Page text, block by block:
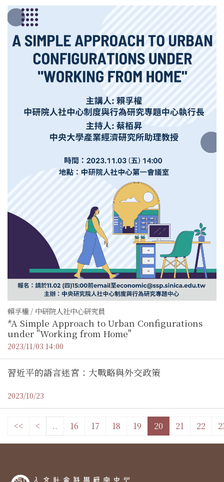
賴孚權 / 中研院人社中心研究員
*A Simple Approach to Urban Configurations
under "Working from Home"
2023/11/03 14:00
習近平的語言迷宮：大戰略與外交政策
2023/10/23
<< < .. 16 17 18 19 20 21 22